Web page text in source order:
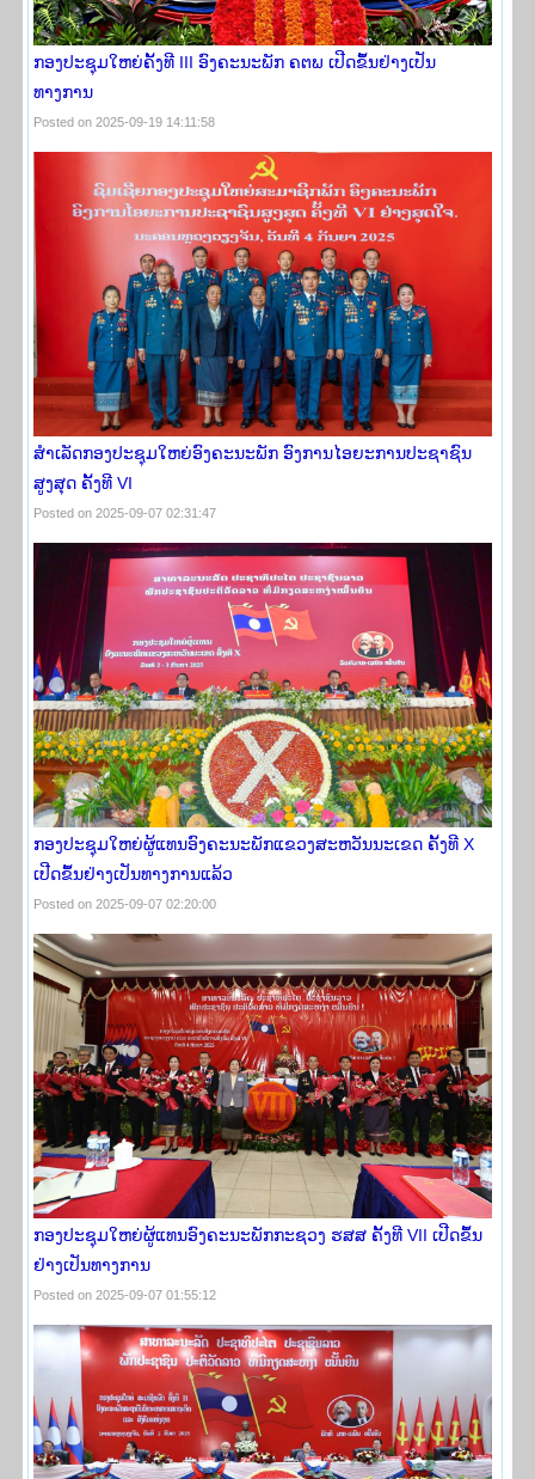
ກອງປະຊຸມໃຫຍ່ຄັ້ງທີ III ອົງຄະນະພັກ ຄຕພ ເປີດຂຶ້ນຢ່າງເປັນ
ທາງການ
Posted on 2025-09-19 14:11:58
ສຳເລັດກອງປະຊຸມໃຫຍ່ອົງຄະນະພັກ ອົງການໄອຍະການປະຊາຊົນ
ສູງສຸດ ຄັ້ງທີ VI
Posted on 2025-09-07 02:31:47
ກອງປະຊຸມໃຫຍ່ຜູ້ແທນອົງຄະນະພັກແຂວງສະຫວັນນະເຂດ ຄັ້ງທີ X
ເປີດຂຶ້ນຢ່າງເປັນທາງການແລ້ວ
Posted on 2025-09-07 02:20:00
ກອງປະຊຸມໃຫຍ່ຜູ້ແທນອົງຄະນະພັກກະຊວງ ຮສສ ຄັ້ງທີ VII ​ເປີດ​ຂຶ້ນ​
ຢ່າງ​ເປັນ​ທາງ​ການ
Posted on 2025-09-07 01:55:12